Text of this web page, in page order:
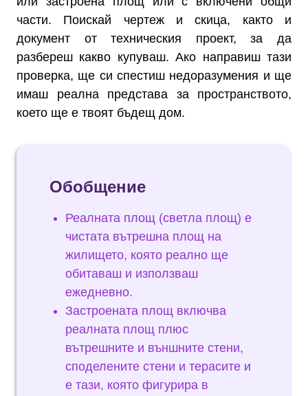
части. Поискай чертеж и скица, както и
документ от техническия проект, за да
разбереш какво купуваш. Ако направиш тази
проверка, ще си спестиш недоразумения и ще
имаш реална представа за пространството,
което ще е твоят бъдещ дом.
Обобщение
Реалната площ (светла площ) е
чистата вътрешна площ на
жилището, която реално ще
обитаваш и използваш
ежедневно.
Застроената площ включва
реалната площ плюс
вътрешните и външните стени,
споделените стени и терасите и
е тази, която фигурира в